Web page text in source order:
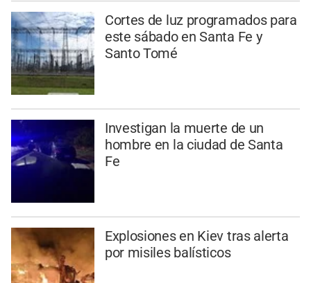
Cortes de luz programados para
este sábado en Santa Fe y
Santo Tomé
Investigan la muerte de un
hombre en la ciudad de Santa
Fe
Explosiones en Kiev tras alerta
por misiles balísticos